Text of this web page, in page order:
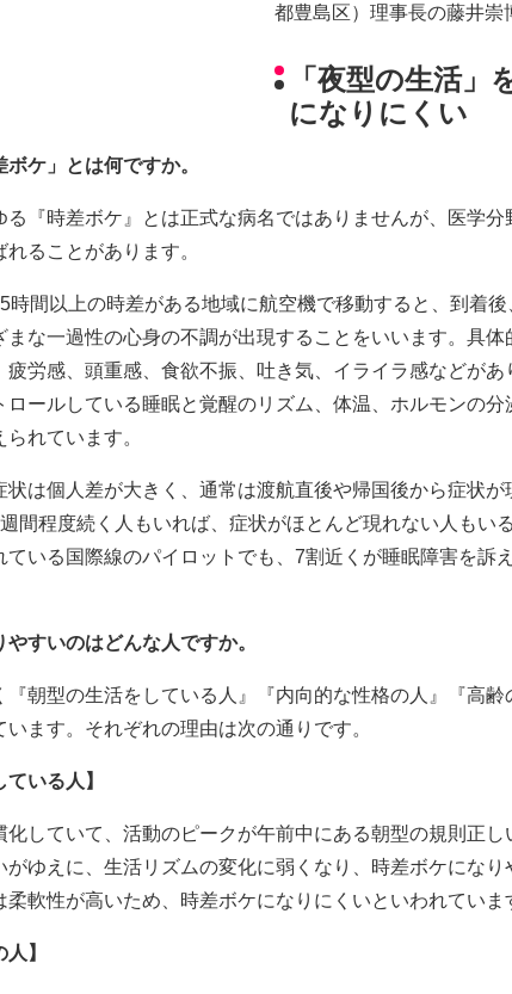
都豊島区）理事長の藤井崇
「夜型の生活」
になりにくい
ケ」とは何ですか。
る『時差ボケ』とは正式な病名ではありませんが、医学
ることがあります。
時間以上の時差がある地域に航空機で移動すると、到着
まな一過性の心身の不調が出現することをいいます。具体
疲労感、頭重感、食欲不振、吐き気、イライラ感などがあ
ロールしている睡眠と覚醒のリズム、体温、ホルモンの
れています。
状は個人差が大きく、通常は渡航直後や帰国後から症状が
間程度続く人もいれば、症状がほとんど現れない人もい
ている国際線のパイロットでも、7割近くが睡眠障害を訴
すいのはどんな人ですか。
『朝型の生活をしている人』『内向的な性格の人』『高齢
ます。それぞれの理由は次の通りです。
ている人】
化していて、活動のピークが午前中にある朝型の規則正
がゆえに、生活リズムの変化に弱くなり、時差ボケにな
軟性が高いため、時差ボケになりにくいといわれていま
】